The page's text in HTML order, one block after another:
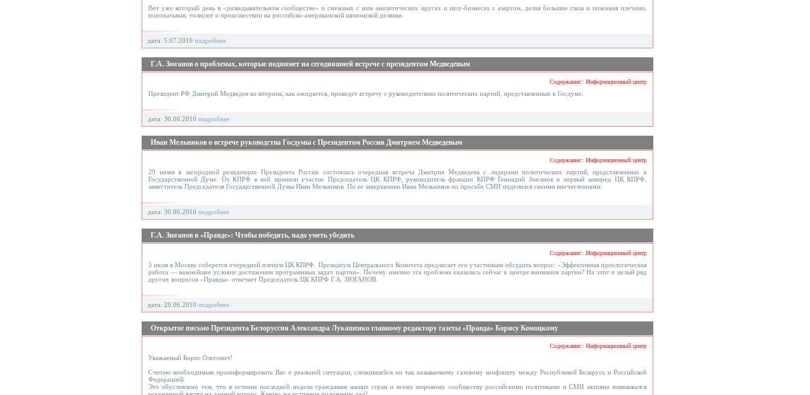
Вот уже который день в «разведывательном сообществе» и смежных с ним аналитических кругах и шоу-бизнесах с азартом, делая большие глаза и пожимая плечами,
похохатывая, толкуют о происшествии на российско-американской шпионской делянке.
дата: 5.07.2010 подробнее
Г.А. Зюганов о проблемах, которые поднимет на сегодняшней встрече с президентом Медведевым
Содержание:: Информационный центр
Президент РФ Дмитрий Медведев во вторник, как ожидается, проведет встречу с руководителями политических партий, представленных в Госдуме.
дата: 30.06.2010 подробнее
Иван Мельников о встрече руководства Госдумы с Президентом России Дмитрием Медведевым
Содержание:: Информационный центр
29 июня в загородной резиденции Президента России состоялась очередная встреча Дмитрия Медведева с лидерами политических партий, представленных в
Государственной Думе. От КПРФ в ней приняли участие Председатель ЦК КПРФ, руководитель фракции КПРФ Геннадий Зюганов и первый зампред ЦК КПРФ,
заместитель Председателя Государственной Думы Иван Мельников. По ее завершению Иван Мельников по просьбе СМИ поделился своими впечатлениями:
дата: 30.06.2010 подробнее
Г.А. Зюганов в «Правде»: Чтобы победить, надо уметь убедить
Содержание:: Информационный центр
3 июля в Москве соберется очередной пленум ЦК КПРФ. Президиум Центрального Комитета предлагает его участникам обсудить вопрос: «Эффективная идеологическая
работа — важнейшее условие достижения программных задач партии». Почему именно эта проблема оказалась сейчас в центре внимания партии? На этот и целый ряд
других вопросов «Правды» отвечает Председатель ЦК КПРФ Г.А. ЗЮГАНОВ.
дата: 29.06.2010 подробнее
Открытое письмо Президента Белоруссии Александра Лукашенко главному редактору газеты «Правда» Борису Комоцкому
Содержание:: Информационный центр
Уважаемый Борис Олегович!
Считаю необходимым проинформировать Вас о реальной ситуации, сложившейся по так называемому газовому конфликту между Республикой Беларусь и Российской
Федерацией.
Это обусловлено тем, что в течение последней недели гражданам наших стран и всему мировому сообществу российскими политиками и СМИ активно навязывался